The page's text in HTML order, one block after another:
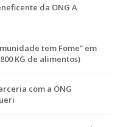
da ONG A
tem Fome” em
KG de alimentos)
com a ONG